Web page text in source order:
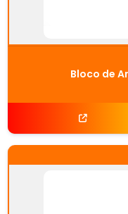
Bloco de